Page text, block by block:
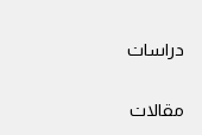
دراسات
مقالات